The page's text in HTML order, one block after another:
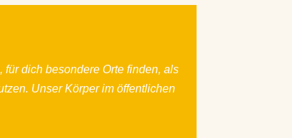
dich besondere Orte finden, als
Unser Körper im öffentlichen